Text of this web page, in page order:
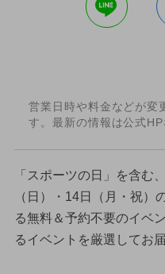
営業日時や料金などが変
す。最新の情報は公式
「スポーツの日」を含む
（日）・14日（月・祝）
る無料＆予約不要のイベ
るイベントを厳選してお